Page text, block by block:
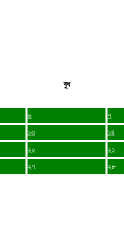
বুধ
৬ ৭
১৩ ১৪
২০ ২১
২৭ ২৮